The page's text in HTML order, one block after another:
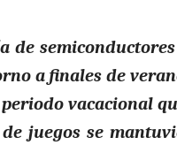
de
a finales de
vacacional
juegos se